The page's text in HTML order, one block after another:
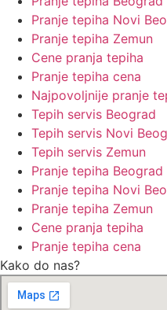
Pranje tepiha Novi
Pranje tepiha Zemun
Cene pranja tepiha
Pranje tepiha cena
Najpovoljnije pranje
Tepih servis Beograd
Tepih servis Novi
Tepih servis Zemun
Pranje tepiha Beograd
Pranje tepiha Novi
Pranje tepiha Zemun
Cene pranja tepiha
Pranje tepiha cena
Kako do nas?